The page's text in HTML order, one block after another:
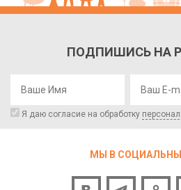
ПОДПИШИСЬ НА
Я даю согласие на обработку
МЫ В